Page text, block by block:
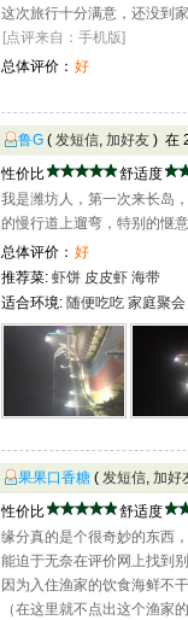
这次旅行十分满意，还没到
[点评来自：手机版]
总体评价： 好
鲁G ( 发短信, 加好友 ) 在
性价比
舒适度
我是潍坊人，第一次来长岛
的慢行道上遛弯，特别的惬
总体评价： 好
推荐菜: 虾饼 皮皮虾 海带
适合环境: 随便吃吃 家庭聚会
果果口香糖 ( 发短信, 加好
性价比
舒适度
缘分真的是个很奇妙的东西
能迫于无奈在评价网上找到
因为入住渔家的饮食海鲜不
（在这里就不点出这个渔家